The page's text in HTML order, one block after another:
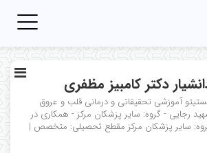
دکتر کامبیز مظفری
آموزشی تحقیقاتی و درمانی قلب و عروق
رجایی - گروه: سایر پزشکان مرکز - همکاری در
سایر پزشکان مرکز مقطع تحصیلی: متخصص |